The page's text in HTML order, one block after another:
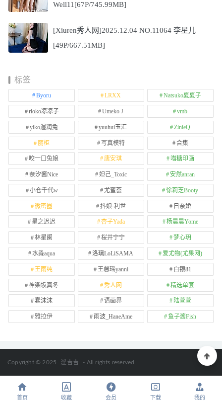
Well11[67P/745.99MB]
[Xiuren秀人网]2025.12.04 NO.11064 李星儿
[49P/667.51MB]
标签
Byoru LRXX Natsuko夏夏子
rioko凉凉子 Umeko J vmb
yiko湿润兔 yuuhui玉汇 ZinieQ
丽柜 写真模特 合集
咬一口兔娘 唐安琪 喵糖印画
奈汐酱Nice 妲己_Toxic 安然anran
小仓千代w 尤蜜荟 徐莉芝Booty
微密圈 抖娘-利世 日奈娇
星之迟迟 杏子Yada 杨晨晨Yome
林星阑 桜井宁宁 梦心玥
水淼aqua 洛璃LoLiSAMA 爱尤物(尤果网)
王雨纯 王馨瑶yanni 白银81
神楽坂真冬 秀人网 精选单套
蠢沫沫 语画界 陆萱萱
雅拉伊 雨波_HaneAme 鱼子酱Fish
Copyright © 2025 涩吉吉 - All rights reserved
首页 收藏 会员 下载 我的